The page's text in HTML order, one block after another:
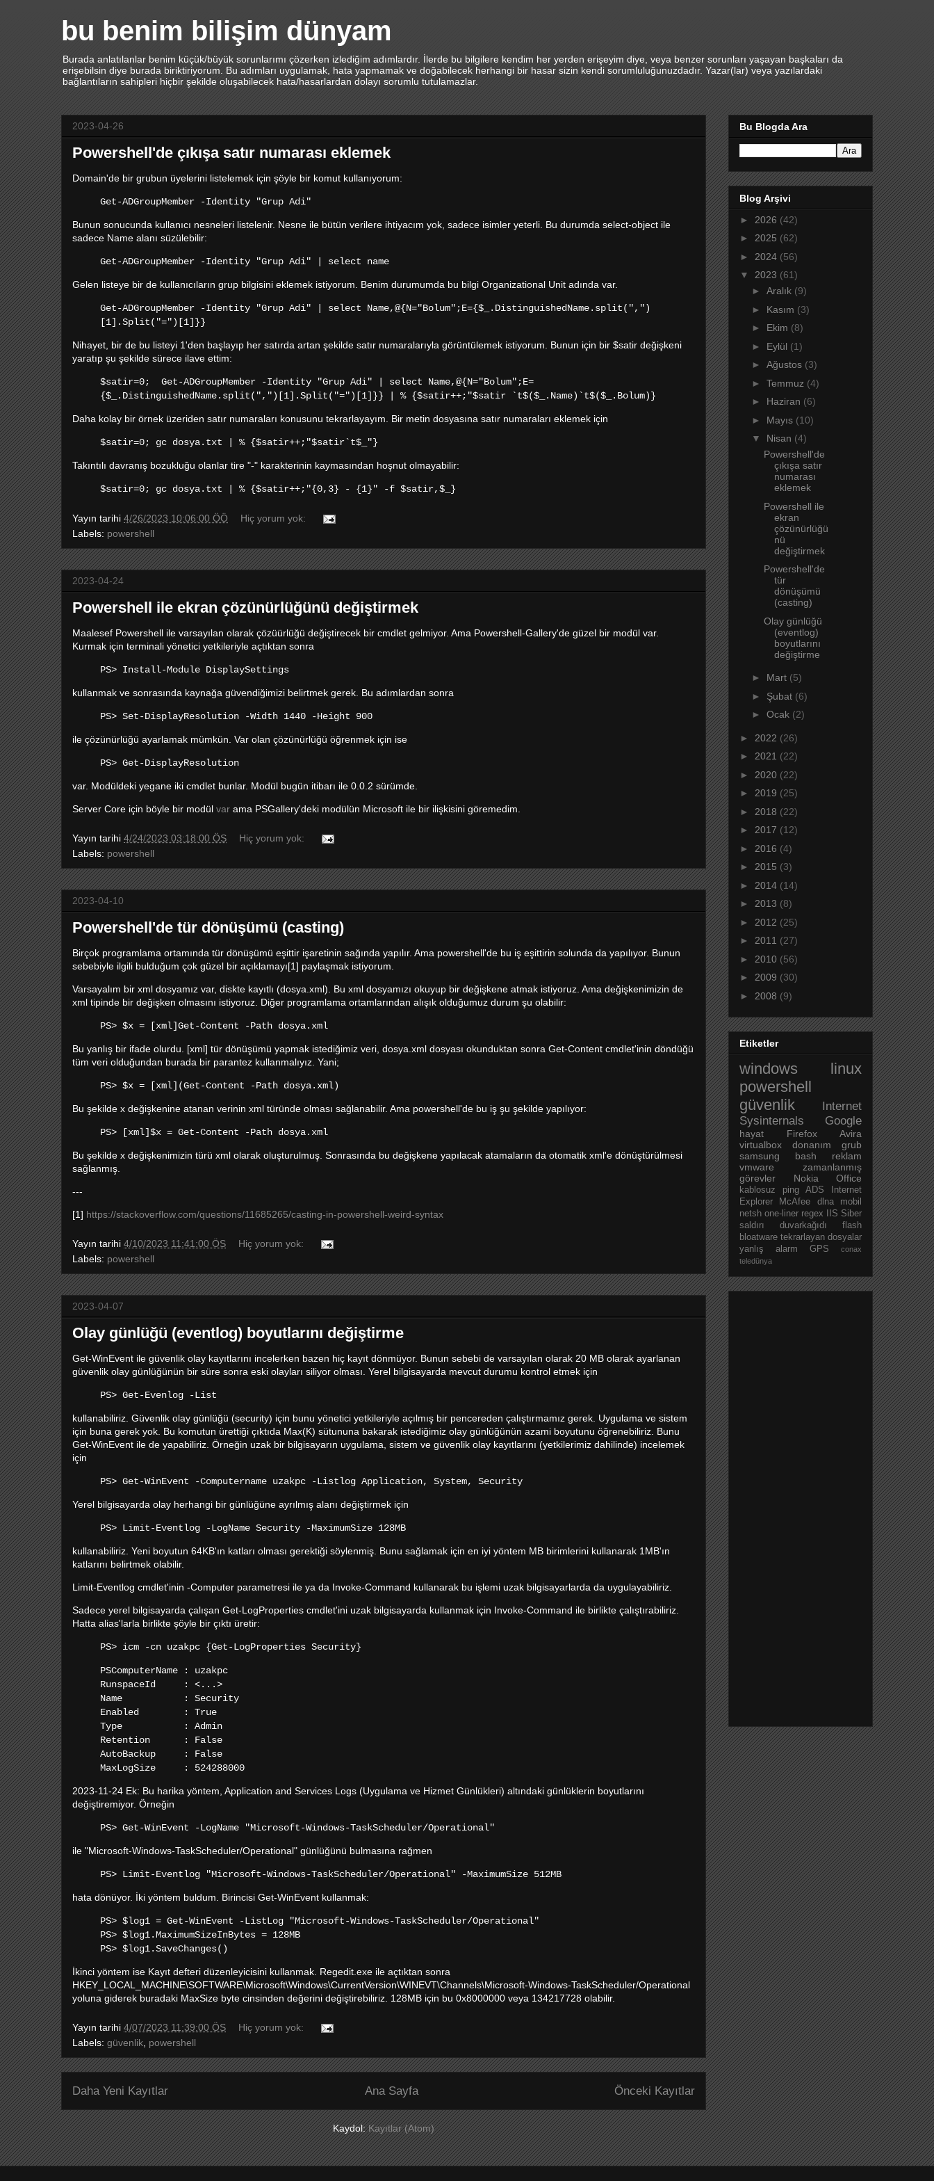
bu benim bilişim dünyam
Burada anlatılanlar benim küçük/büyük sorunlarımı çözerken izlediğim adımlardır. İlerde bu bilgilere kendim her yerden erişeyim diye, veya benzer sorunları yaşayan başkaları da
erişebilsin diye burada biriktiriyorum. Bu adımları uygulamak, hata yapmamak ve doğabilecek herhangi bir hasar sizin kendi sorumluluğunuzdadır. Yazar(lar) veya yazılardaki
bağlantıların sahipleri hiçbir şekilde oluşabilecek hata/hasarlardan dolayı sorumlu tutulamazlar.
2023-04-26
Powershell'de çıkışa satır numarası eklemek
Domain'de bir grubun üyelerini listelemek için şöyle bir komut kullanıyorum:
Get-ADGroupMember -Identity "Grup Adi"
Bunun sonucunda kullanıcı nesneleri listelenir. Nesne ile bütün verilere ihtiyacım yok, sadece isimler yeterli. Bu durumda select-object ile
sadece Name alanı süzülebilir:
Get-ADGroupMember -Identity "Grup Adi" | select name
Gelen listeye bir de kullanıcıların grup bilgisini eklemek istiyorum. Benim durumumda bu bilgi Organizational Unit adında var.
Get-ADGroupMember -Identity "Grup Adi" | select Name,@{N="Bolum";E={$_.DistinguishedName.split(",")
[1].Split("=")[1]}}
Nihayet, bir de bu listeyi 1'den başlayıp her satırda artan şekilde satır numaralarıyla görüntülemek istiyorum. Bunun için bir $satir değişkeni
yaratıp şu şekilde sürece ilave ettim:
$satir=0; Get-ADGroupMember -Identity "Grup Adi" | select Name,@{N="Bolum";E=
{$_.DistinguishedName.split(",")[1].Split("=")[1]}} | % {$satir++;"$satir `t$($_.Name)`t$($_.Bolum)}
Daha kolay bir örnek üzeriden satır numaraları konusunu tekrarlayayım. Bir metin dosyasına satır numaraları eklemek için
$satir=0; gc dosya.txt | % {$satir++;"$satir`t$_"}
Takıntılı davranış bozukluğu olanlar tire "-" karakterinin kaymasından hoşnut olmayabilir:
$satir=0; gc dosya.txt | % {$satir++;"{0,3} - {1}" -f $satir,$_}
Yayın tarihi 4/26/2023 10:06:00 ÖÖ
Hiç yorum yok:
Labels: powershell
2023-04-24
Powershell ile ekran çözünürlüğünü değiştirmek
Maalesef Powershell ile varsayılan olarak çözüürlüğü değiştirecek bir cmdlet gelmiyor. Ama Powershell-Gallery'de güzel bir modül var.
Kurmak için terminali yönetici yetkileriyle açtıktan sonra
PS> Install-Module DisplaySettings
kullanmak ve sonrasında kaynağa güvendiğimizi belirtmek gerek. Bu adımlardan sonra
PS> Set-DisplayResolution -Width 1440 -Height 900
ile çözünürlüğü ayarlamak mümkün. Var olan çözünürlüğü öğrenmek için ise
PS> Get-DisplayResolution
var. Modüldeki yegane iki cmdlet bunlar. Modül bugün itibarı ile 0.0.2 sürümde.
Server Core için böyle bir modül var ama PSGallery'deki modülün Microsoft ile bir ilişkisini göremedim.
Yayın tarihi 4/24/2023 03:18:00 ÖS
Hiç yorum yok:
Labels: powershell
2023-04-10
Powershell'de tür dönüşümü (casting)
Birçok programlama ortamında tür dönüşümü eşittir işaretinin sağında yapılır. Ama powershell'de bu iş eşittirin solunda da yapılıyor. Bunun
sebebiyle ilgili bulduğum çok güzel bir açıklamayı[1] paylaşmak istiyorum.
Varsayalım bir xml dosyamız var, diskte kayıtlı (dosya.xml). Bu xml dosyamızı okuyup bir değişkene atmak istiyoruz. Ama değişkenimizin de
xml tipinde bir değişken olmasını istiyoruz. Diğer programlama ortamlarından alışık olduğumuz durum şu olabilir:
PS> $x = [xml]Get-Content -Path dosya.xml
Bu yanlış bir ifade olurdu. [xml] tür dönüşümü yapmak istediğimiz veri, dosya.xml dosyası okunduktan sonra Get-Content cmdlet'inin döndüğü
tüm veri olduğundan burada bir parantez kullanmalıyız. Yani;
PS> $x = [xml](Get-Content -Path dosya.xml)
Bu şekilde x değişkenine atanan verinin xml türünde olması sağlanabilir. Ama powershell'de bu iş şu şekilde yapılıyor:
PS> [xml]$x = Get-Content -Path dosya.xml
Bu şekilde x değişkenimizin türü xml olarak oluşturulmuş. Sonrasında bu değişkene yapılacak atamaların da otomatik xml'e dönüştürülmesi
sağlanmış.
---
[1] https://stackoverflow.com/questions/11685265/casting-in-powershell-weird-syntax
Yayın tarihi 4/10/2023 11:41:00 ÖS
Hiç yorum yok:
Labels: powershell
2023-04-07
Olay günlüğü (eventlog) boyutlarını değiştirme
Get-WinEvent ile güvenlik olay kayıtlarını incelerken bazen hiç kayıt dönmüyor. Bunun sebebi de varsayılan olarak 20 MB olarak ayarlanan
güvenlik olay günlüğünün bir süre sonra eski olayları siliyor olması. Yerel bilgisayarda mevcut durumu kontrol etmek için
PS> Get-Evenlog -List
kullanabiliriz. Güvenlik olay günlüğü (security) için bunu yönetici yetkileriyle açılmış bir pencereden çalıştırmamız gerek. Uygulama ve sistem
için buna gerek yok. Bu komutun ürettiği çıktıda Max(K) sütununa bakarak istediğimiz olay günlüğünün azami boyutunu öğrenebiliriz. Bunu
Get-WinEvent ile de yapabiliriz. Örneğin uzak bir bilgisayarın uygulama, sistem ve güvenlik olay kayıtlarını (yetkilerimiz dahilinde) incelemek
için
PS> Get-WinEvent -Computername uzakpc -Listlog Application, System, Security
Yerel bilgisayarda olay herhangi bir günlüğüne ayrılmış alanı değiştirmek için
PS> Limit-Eventlog -LogName Security -MaximumSize 128MB
kullanabiliriz. Yeni boyutun 64KB'ın katları olması gerektiği söylenmiş. Bunu sağlamak için en iyi yöntem MB birimlerini kullanarak 1MB'ın
katlarını belirtmek olabilir.
Limit-Eventlog cmdlet'inin -Computer parametresi ile ya da Invoke-Command kullanarak bu işlemi uzak bilgisayarlarda da uygulayabiliriz.
Sadece yerel bilgisayarda çalışan Get-LogProperties cmdlet'ini uzak bilgisayarda kullanmak için Invoke-Command ile birlikte çalıştırabiliriz.
Hatta alias'larla birlikte şöyle bir çıktı üretir:
PS> icm -cn uzakpc {Get-LogProperties Security}
PSComputerName : uzakpc
RunspaceId : <...>
Name : Security
Enabled : True
Type : Admin
Retention : False
AutoBackup : False
MaxLogSize : 524288000
2023-11-24 Ek: Bu harika yöntem, Application and Services Logs (Uygulama ve Hizmet Günlükleri) altındaki günlüklerin boyutlarını
değiştiremiyor. Örneğin
PS> Get-WinEvent -LogName "Microsoft-Windows-TaskScheduler/Operational"
ile "Microsoft-Windows-TaskScheduler/Operational" günlüğünü bulmasına rağmen
PS> Limit-Eventlog "Microsoft-Windows-TaskScheduler/Operational" -MaximumSize 512MB
hata dönüyor. İki yöntem buldum. Birincisi Get-WinEvent kullanmak:
PS> $log1 = Get-WinEvent -ListLog "Microsoft-Windows-TaskScheduler/Operational"
PS> $log1.MaximumSizeInBytes = 128MB
PS> $log1.SaveChanges()
İkinci yöntem ise Kayıt defteri düzenleyicisini kullanmak. Regedit.exe ile açtıktan sonra
HKEY_LOCAL_MACHINE\SOFTWARE\Microsoft\Windows\CurrentVersion\WINEVT\Channels\Microsoft-Windows-TaskScheduler/Operational
yoluna giderek buradaki MaxSize byte cinsinden değerini değiştirebiliriz. 128MB için bu 0x8000000 veya 134217728 olabilir.
Yayın tarihi 4/07/2023 11:39:00 ÖS
Hiç yorum yok:
Labels: güvenlik powershell
Daha Yeni Kayıtlar Önceki Kayıtlar
Ana Sayfa
Kaydol:Kayıtlar (Atom)
Bu Blogda Ara
Blog Arşivi
► 2026 (42)
► 2025 (62)
► 2024 (56)
▼ 2023 (61)
► Aralık (9)
► Kasım (3)
► Ekim (8)
► Eylül (1)
► Ağustos (3)
► Temmuz (4)
► Haziran (6)
► Mayıs (10)
▼ Nisan (4)
Powershell'de
çıkışa satır
numarası
eklemek
Powershell ile
ekran
çözünürlüğü
nü
değiştirmek
Powershell'de
tür
dönüşümü
(casting)
Olay günlüğü
(eventlog)
boyutlarını
değiştirme
► Mart (5)
► Şubat (6)
► Ocak (2)
► 2022 (26)
► 2021 (22)
► 2020 (22)
► 2019 (25)
► 2018 (22)
► 2017 (12)
► 2016 (4)
► 2015 (3)
► 2014 (14)
► 2013 (8)
► 2012 (25)
► 2011 (27)
► 2010 (56)
► 2009 (30)
► 2008 (9)
Etiketler
windows
linux
powershell
güvenlik
Internet
Sysinternals
Google
hayat Firefox
Avira
virtualbox
donanım
grub
samsung
bash
reklam
vmware
zamanlanmış
görevler
Nokia Office
kablosuz ping ADS
Internet
Explorer
McAfee dlna
mobil
netsh one-liner regex IIS Siber
saldırı
duvarkağıdı
flash
bloatware tekrarlayan dosyalar
yanlış alarm
GPS
conax
teledünya